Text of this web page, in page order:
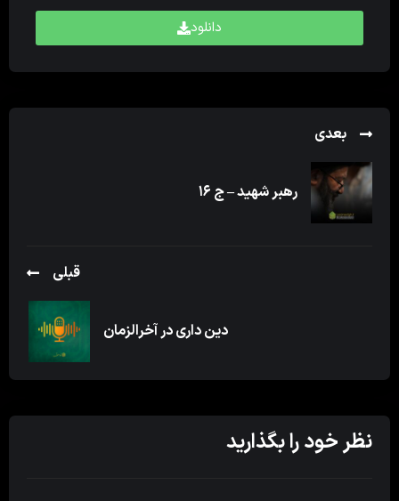
دانلود
بعدی
رهبر شهید – ج ۱۶
قبلی
دین داری در آخرالزمان
نظر خود را بگذارید